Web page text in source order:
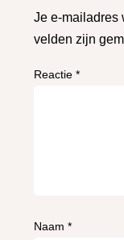
Je e-mailadres
velden zijn
Reactie*
Naam*